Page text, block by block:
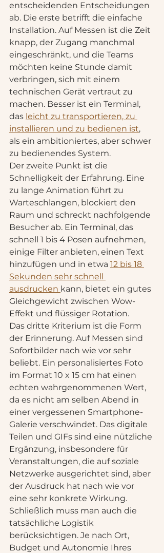
entscheidenden Entscheidungen
ab. Die erste betrifft die einfache
Installation. Auf Messen ist die Zeit
knapp, der Zugang manchmal
eingeschränkt, und die Teams
möchten keine Stunde damit
verbringen, sich mit einem
technischen Gerät vertraut zu
machen. Besser ist ein Terminal,
das leicht zu transportieren, zu
installieren und zu bedienen ist,
als ein ambitioniertes, aber schwer
zu bedienendes System.
Der zweite Punkt ist die
Schnelligkeit der Erfahrung. Eine
zu lange Animation führt zu
Warteschlangen, blockiert den
Raum und schreckt nachfolgende
Besucher ab. Ein Terminal, das
schnell 1 bis 4 Posen aufnehmen,
einige Filter anbieten, einen Text
hinzufügen und in etwa 12 bis 18
Sekunden sehr schnell
ausdrucken kann, bietet ein gutes
Gleichgewicht zwischen Wow-
Effekt und flüssiger Rotation.
Das dritte Kriterium ist die Form
der Erinnerung. Auf Messen sind
Sofortbilder nach wie vor sehr
beliebt. Ein personalisiertes Foto
im Format 10 x 15 cm hat einen
echten wahrgenommenen Wert,
da es nicht am selben Abend in
einer vergessenen Smartphone-
Galerie verschwindet. Das digitale
Teilen und GIFs sind eine nützliche
Ergänzung, insbesondere für
Veranstaltungen, die auf soziale
Netzwerke ausgerichtet sind, aber
der Ausdruck hat nach wie vor
eine sehr konkrete Wirkung.
Schließlich muss man auch die
tatsächliche Logistik
berücksichtigen. Je nach Ort,
Budget und Autonomie Ihres